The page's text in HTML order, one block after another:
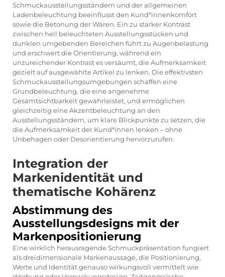
Schmuckausstellungsständern und der allgemeinen
Ladenbeleuchtung beeinflusst den Kund*innenkomfort
sowie die Betonung der Waren. Ein zu starker Kontrast
zwischen hell beleuchteten Ausstellungsstücken und
dunklen umgebenden Bereichen führt zu Augenbelastung
und erschwert die Orientierung, während ein
unzureichender Kontrast es versäumt, die Aufmerksamkeit
gezielt auf ausgewählte Artikel zu lenken. Die effektivsten
Schmuckausstellungsumgebungen schaffen eine
Grundbeleuchtung, die eine angenehme
Gesamtsichtbarkeit gewährleistet, und ermöglichen
gleichzeitig eine Akzentbeleuchtung an den
Ausstellungsständern, um klare Blickpunkte zu setzen, die
die Aufmerksamkeit der Kund*innen lenken – ohne
Unbehagen oder Desorientierung hervorzurufen.
Integration der
Markenidentität und
thematische Kohärenz
Abstimmung des
Ausstellungsdesigns mit der
Markenpositionierung
Eine wirklich herausragende Schmuckpräsentation fungiert
als dreidimensionale Markenaussage, die Positionierung,
Werte und Identität genauso wirkungsvoll vermittelt wie